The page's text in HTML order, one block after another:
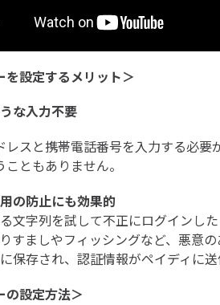
を設定するメリット＞
な入力不要
レスと携帯電話番号を入力する必
こともありません。
の防止にも効果的
文字列を試して不正にログインし
すましやフィッシングなど、悪意
保存され、認証情報がペイディに
の設定方法＞